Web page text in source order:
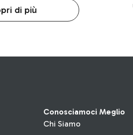
di più
Conosciamoci Meglio
Chi Siamo